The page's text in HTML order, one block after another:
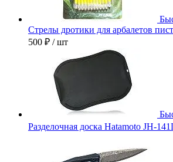
Стрелы дротики для арбалетов
500 ₽ / шт
Разделочная доска Hatamoto JH-